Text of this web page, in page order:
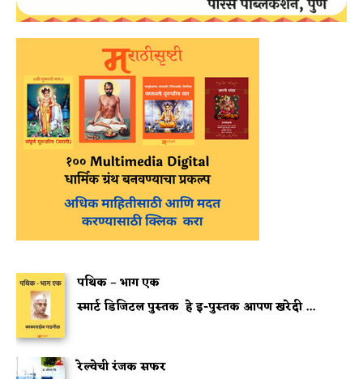
पथिक – भाग एक
स्मार्ट डिजिटल पुस्तक हे इ-पुस्तक आपण खरेदी ...
रेल्वेची रंजक सफर